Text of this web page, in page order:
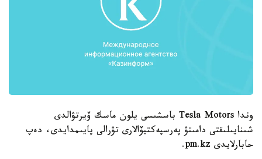
وندا Tesla Motors باسشىسى يلون ماسك ۆيرتۋالدى
شىنايىلىقتى دامىتۋ پەرسپەكتيۆالارى تۋرالى پايىمدايدى، دەپ
حابارلايدى pm.kz.